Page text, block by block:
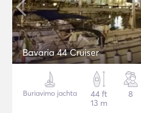
Bavaria 44 Cruiser
Buriavimo jachta
44 ft
13 m
8